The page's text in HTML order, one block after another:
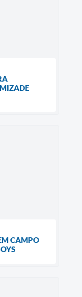
CAMPO